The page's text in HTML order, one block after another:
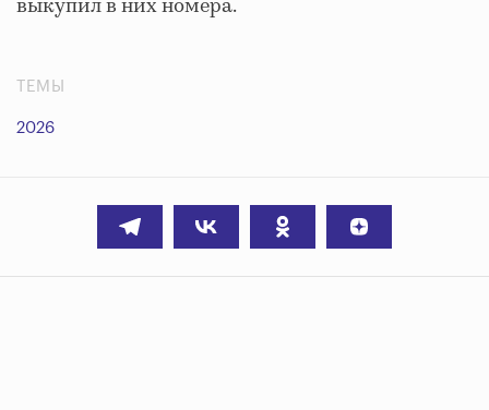
выкупил в них номера.
ТЕМЫ
2026